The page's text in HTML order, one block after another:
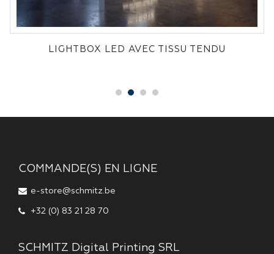
LIGHTBOX LED AVEC TISSU TENDU
COMMANDE(S) EN LIGNE
e-store@schmitz.be
+32 (0) 83 21 28 70
SCHMITZ Digital Printing SRL